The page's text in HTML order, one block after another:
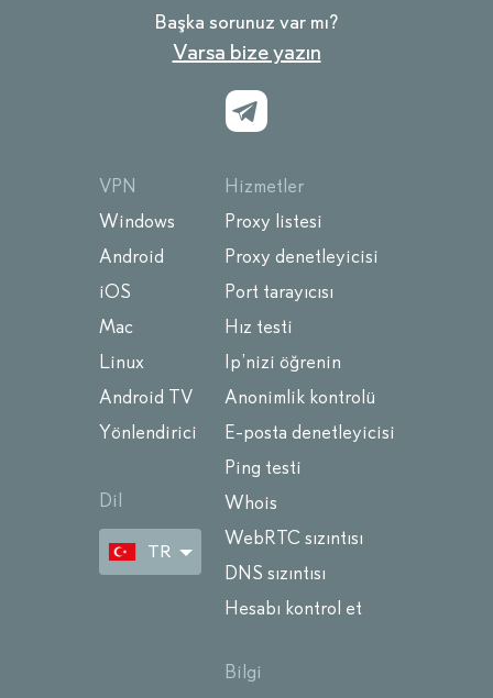
Başka sorunuz var mı?
Varsa bize yazın
VPN
Windows
Android
iOS
Mac
Linux
Android TV
Yönlendirici
Dil
TR
Hizmetler
Proxy listesi
Proxy denetleyicisi
Port tarayıcısı
Hız testi
Ip’nizi öğrenin
Anonimlik kontrolü
E-posta denetleyicisi
Ping testi
Whois
WebRTC sızıntısı
DNS sızıntısı
Hesabı kontrol et
Bilgi